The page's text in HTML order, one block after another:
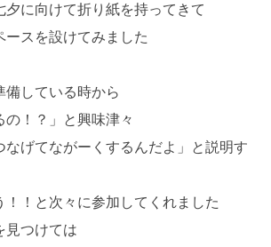
夕に向けて折り紙を持ってきて
ースを設けてみました
備している時から
の！？」と興味津々
なげてながーくするんだよ」と説明す
！！と次々に参加してくれました
見つけては